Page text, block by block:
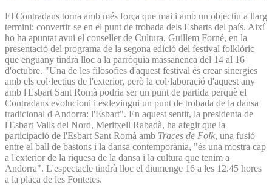
El Contradans torna amb més força que mai i amb un objectiu a llarg
termini: convertir-se en el punt de trobada dels Esbarts del país. Així
ho ha apuntat avui el conseller de Cultura, Guillem Forné, en la
presentació del programa de la segona edició del festival folklòric
que enguany tindrà lloc a la parròquia massanenca del 14 al 16
d'octubre. "Una de les filosofies d'aquest festival és crear sinergies
amb els col·lectius de l'exterior, però la col·laboració d'aquest any
amb l'Esbart Sant Romà podria ser un punt de partida perquè el
Contradans evolucioni i esdevingui un punt de trobada de la dansa
tradicional d'Andorra: l'Esbart". En aquest sentit, la presidenta de
l'Esbart Valls del Nord, Meritxell Rabadà, ha afegit que la
participació de l'Esbart Sant Romà amb Traces de Folk, una fusió
entre el ball de bastons i la dansa contemporània, "és una mostra cap
a l'exterior de la riquesa de la dansa i la cultura que tenim a
Andorra". L'espectacle tindrà lloc el diumenge 16 a les 12.45 hores
a la plaça de les Fontetes.